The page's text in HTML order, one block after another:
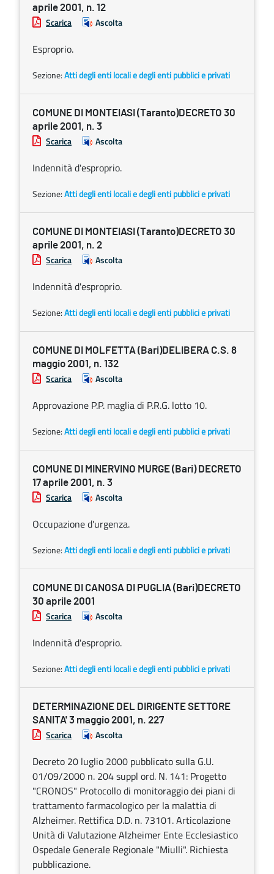
aprile 2001, n. 12
Scarica Ascolta
Esproprio.
Sezione:Atti degli enti locali e degli enti pubblici e privati
COMUNE DI MONTEIASI (Taranto)DECRETO 30
aprile 2001, n. 3
Scarica Ascolta
Indennità d'esproprio.
Sezione:Atti degli enti locali e degli enti pubblici e privati
COMUNE DI MONTEIASI (Taranto)DECRETO 30
aprile 2001, n. 2
Scarica Ascolta
Indennità d'esproprio.
Sezione:Atti degli enti locali e degli enti pubblici e privati
COMUNE DI MOLFETTA (Bari)DELIBERA C.S. 8
maggio 2001, n. 132
Scarica Ascolta
Approvazione P.P. maglia di P.R.G. lotto 10.
Sezione:Atti degli enti locali e degli enti pubblici e privati
COMUNE DI MINERVINO MURGE (Bari) DECRETO
17 aprile 2001, n. 3
Scarica Ascolta
Occupazione d'urgenza.
Sezione:Atti degli enti locali e degli enti pubblici e privati
COMUNE DI CANOSA DI PUGLIA (Bari)DECRETO
30 aprile 2001
Scarica Ascolta
Indennità d'esproprio.
Sezione:Atti degli enti locali e degli enti pubblici e privati
DETERMINAZIONE DEL DIRIGENTE SETTORE
SANITA' 3 maggio 2001, n. 227
Scarica Ascolta
Decreto 20 luglio 2000 pubblicato sulla G.U.
01/09/2000 n. 204 suppl ord. N. 141: Progetto
"CRONOS" Protocollo di monitoraggio dei piani di
trattamento farmacologico per la malattia di
Alzheimer. Rettifica D.D. n. 73101. Articolazione
Unità di Valutazione Alzheimer Ente Ecclesiastico
Ospedale Generale Regionale "Miulli". Richiesta
pubblicazione.